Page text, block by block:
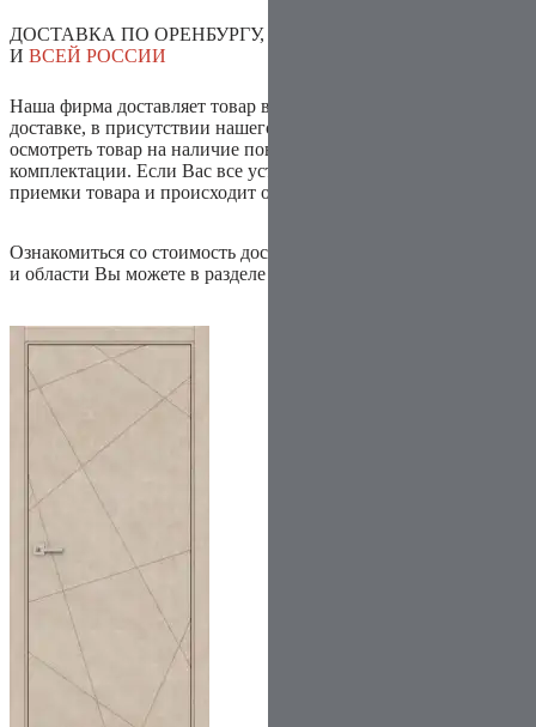
ДОСТАВКА ПО ОРЕНБУРГУ
И ВСЕЙ РОССИИ
Наша фирма доставляет товар в заводской упаковке. При
доставке, в присутствии нашего курьера,
осмотреть товар на наличие повреждений и правильность
комплектации. Если Вас все устраивает, то заполняется акт –
приемки товара и происходит оплата товара.
Ознакомиться со стоимость доставки в разные районы города
и области Вы можете в разделе